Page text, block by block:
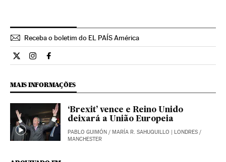
Receba o boletim do EL PAÍS América
Internacional El País Brasil en Twitter
Internacional El País Brasil en Instagram
Internacional El País Brasil en Facebook
MAIS INFORMAÇÕES
‘Brexit’ vence e Reino Unido
deixará a União Europeia
PABLO GUIMÓN / MARÍA R. SAHUQUILLO | LONDRES /
MANCHESTER